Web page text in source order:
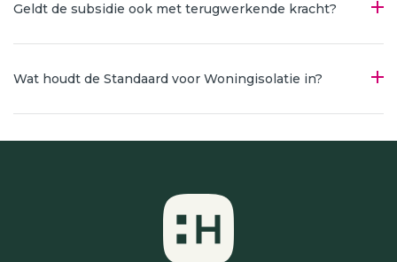
Geldt de subsidie ook met terugwerkende kracht?
Wat houdt de Standaard voor Woningisolatie in?